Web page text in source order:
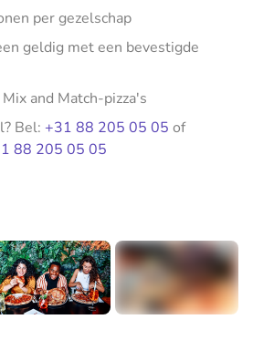
per gezelschap
geldig met een bevestigde
and Match-pizza's
Bel: +31 88 205 05 05 of
88 205 05 05